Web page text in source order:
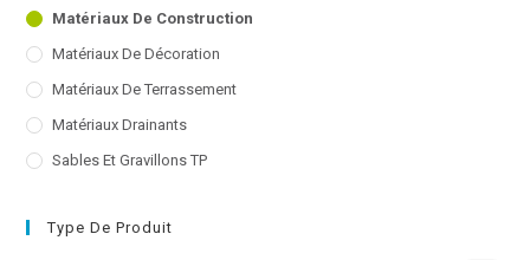
Matériaux De Construction
Matériaux De Décoration
Matériaux De Terrassement
Matériaux Drainants
Sables Et Gravillons TP
Type De Produit